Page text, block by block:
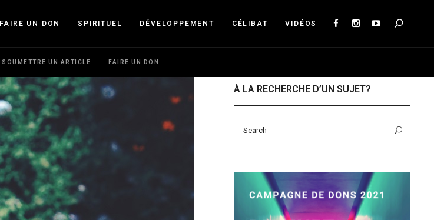
FAIRE UN DON SPIRITUEL DÉVELOPPEMENT CÉLIBAT VIDÉOS
SOUMETTRE UN ARTICLE FAIRE UN DON
À LA RECHERCHE D’UN SUJET?